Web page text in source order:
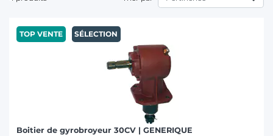
TOP VENTE SÉLECTION
Boitier de gyrobroyeur 30CV | GENERIQUE